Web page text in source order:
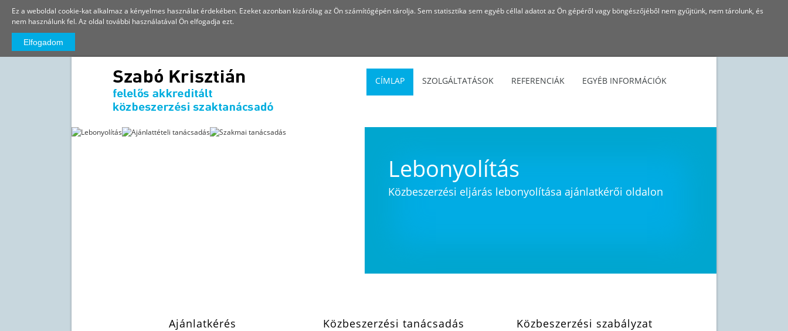
Ez a weboldal cookie-kat alkalmaz a kényelmes használat érdekében. Ezeket azonban kizárólag az Ön számítógépén tárolja. Sem statisztika sem egyéb céllal adatot az Ön gépéről vagy böngészőjéből nem gyűjtünk, nem tárolunk, és
nem használunk fel. Az oldal további használatával Ön elfogadja ezt.
CÍMLAP SZOLGÁLTATÁSOK REFERENCIÁK EGYÉB INFORMÁCIÓK
Lebonyolítás
Közbeszerzési eljárás lebonyolítása ajánlatkérői oldalon
Ajánlatkérés Közbeszerzési tanácsadás Közbeszerzési szabályzat